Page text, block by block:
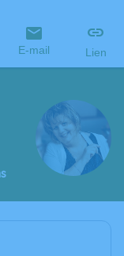
E-mail Lien